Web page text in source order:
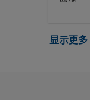
显示更多